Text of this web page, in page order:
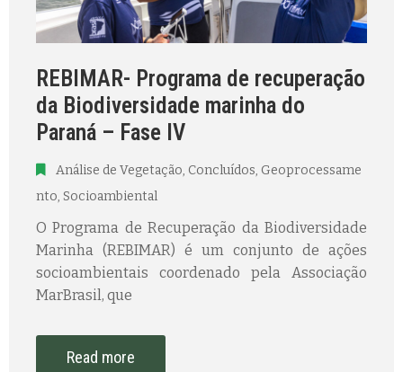
REBIMAR- Programa de recuperação
da Biodiversidade marinha do
Paraná – Fase IV
Análise de Vegetação‚ Concluídos‚ Geoprocessame
nto‚ Socioambiental
O Programa de Recuperação da Biodiversidade
Marinha (REBIMAR) é um conjunto de ações
socioambientais coordenado pela Associação
MarBrasil, que
Read more